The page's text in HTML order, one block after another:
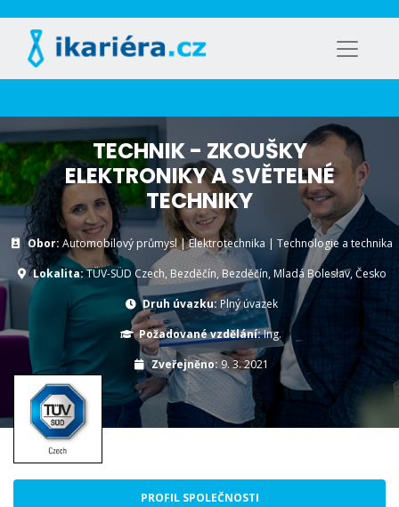
TECHNIK - ZKOUŠKY
ELEKTRONIKY A SVĚTELNÉ
TECHNIKY
Obor: Automobilový průmysl | Elektrotechnika | Technologie a technika
Lokalita:TÜV-SÜD Czech, Bezděčín, Bezděčín, Mladá Boleslav, Česko
Druh úvazku:Plný úvazek
Požadované vzdělání:Ing.
Zveřejněno:9. 3. 2021
PROFIL SPOLEČNOSTI